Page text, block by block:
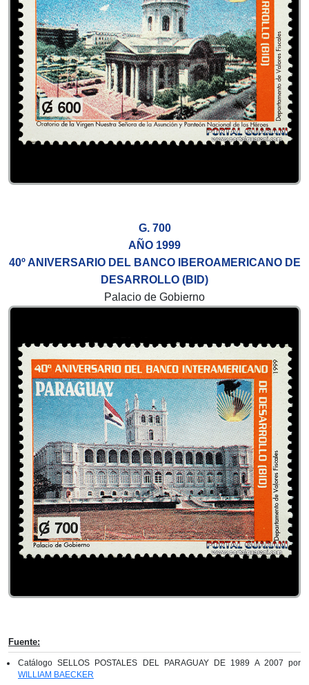
G. 700
AÑO 1999
40º ANIVERSARIO DEL BANCO IBEROAMERICANO DE
DESARROLLO (BID)
Palacio de Gobierno
Fuente:
Catálogo SELLOS POSTALES DEL PARAGUAY DE 1989 A 2007 por
WILLIAM BAECKER